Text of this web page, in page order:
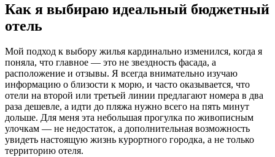
Как я выбираю идеальный бюджетный
отель
Мой подход к выбору жилья кардинально изменился, когда я
поняла, что главное — это не звездность фасада, а
расположение и отзывы. Я всегда внимательно изучаю
информацию о близости к морю, и часто оказывается, что
отели на второй или третьей линии предлагают номера в два
раза дешевле, а идти до пляжа нужно всего на пять минут
дольше. Для меня эта небольшая прогулка по живописным
улочкам — не недостаток, а дополнительная возможность
увидеть настоящую жизнь курортного городка, а не только
территорию отеля.